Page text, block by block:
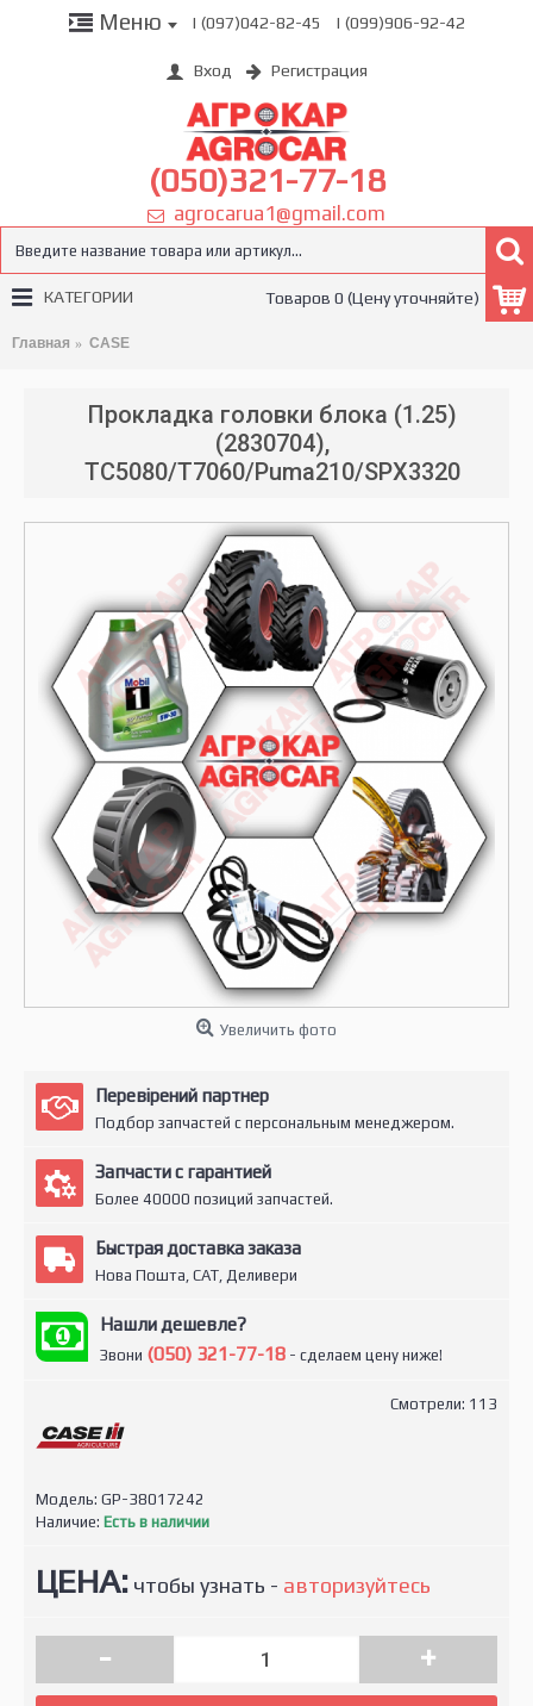
Меню | (097)042-82-45 | (099)906-92-42
Вход Регистрация
(050)321-77-18
agrocarua1@gmail.com
Товаров 0 (Цену уточняйте)
КАТЕГОРИИ
Главная CASE
Прокладка головки блока (1.25)
(2830704),
TC5080/T7060/Puma210/SPX3320
Увеличить фото
Перевірений партнер
Подбор запчастей с персональным менеджером.
Запчасти с гарантией
Более 40000 позиций запчастей.
Быстрая доставка заказа
Нова Пошта, САТ, Деливери
Нашли дешевле?
Звони (050) 321-77-18 - сделаем цену ниже!
Смотрели: 113
Модель: GP-38017242
Наличие: Есть в наличии
ЦЕНА: чтобы узнать - авторизуйтесь
- +